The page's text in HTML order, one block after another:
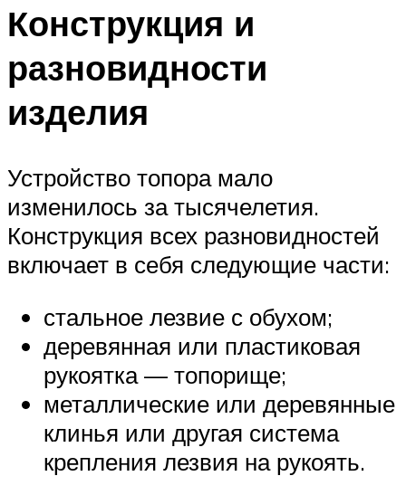
Конструкция и
разновидности
изделия
Устройство топора мало
изменилось за тысячелетия.
Конструкция всех разновидностей
включает в себя следующие части:
стальное лезвие с обухом;
деревянная или пластиковая
рукоятка — топорище;
металлические или деревянные
клинья или другая система
крепления лезвия на рукоять.